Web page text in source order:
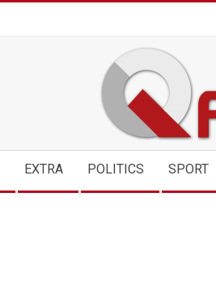
EXTRA POLITICS SPORT